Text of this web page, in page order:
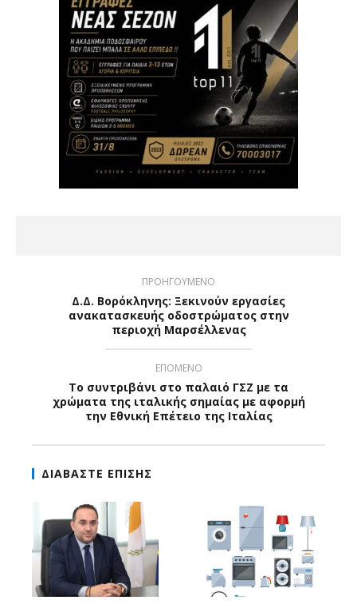
ΠΡΟΗΓΟΥΜΕΝΟ
Δ.Δ. Βορόκληνης: Ξεκινούν εργασίες
ανακατασκευής οδοστρώματος στην
περιοχή Μαρσέλλενας
ΕΠΟΜΕΝΟ
Το συντριβάνι στο παλαιό ΓΣΖ με τα
χρώματα της ιταλικής σημαίας με αφορμή
την Εθνική Επέτειο της Ιταλίας
ΔΙΑΒΑΣΤΕ ΕΠΙΣΗΣ